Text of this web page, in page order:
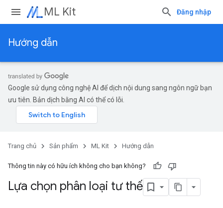
ML Kit Đăng nhập
Hướng dẫn
Google sử dụng công nghệ AI để dịch nội dung sang ngôn ngữ bạn
ưu tiên. Bản dịch bằng AI có thể có lỗi.
Trang chủ Sản phẩm ML Kit Hướng dẫn
Thông tin này có hữu ích không cho bạn không?
Lựa chọn phân loại tư thế